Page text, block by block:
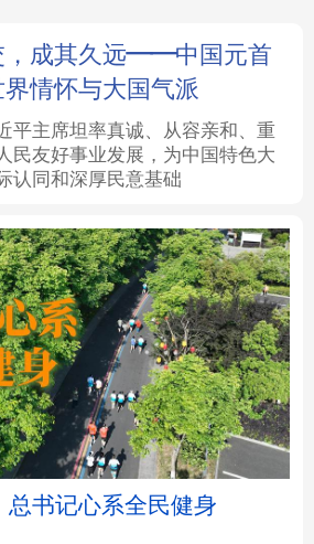
振兴 银龄 溯源中国
游 能源
乐 时尚 悦读
津 河北 山西
林 上海 江苏
，成其久远——中国元首
情怀与大国气派
平主席坦率真诚、从容亲和、重
民友好事业发展，为中国特色大
认同和深厚民意基础
总书记心系全民健身